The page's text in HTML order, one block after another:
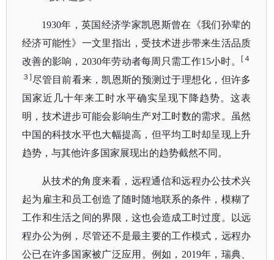
1930年，英国经济学家凯恩斯曾在《我们孙辈的
经济可能性》一文里指出，受技术进步带来生活品质
改善的影响，2030年劳动者每周只需工作15小时。
[４
３]尽管目前看来，凯恩斯的预测过于理想化，但许多
国家近几十年来工时水平确实呈现下降趋势。这表
明，技术进步可能会影响生产对工时数的需求。虽然
中国的科技水平也大幅提高，但平均工时却呈现上升
趋势，与其他许多国家展现出的趋势截然不同。
从技术的角度来看，远程通信和远程办公技术兴
起为雇主和员工创造了随时随地联系的条件，模糊了
工作和生活之间的界限，这也会造成工时过度。以远
程办公为例，尽管还不是最主要的工作模式，远程办
公已在许多国家被广泛应用。例如， 2019年，瑞典、